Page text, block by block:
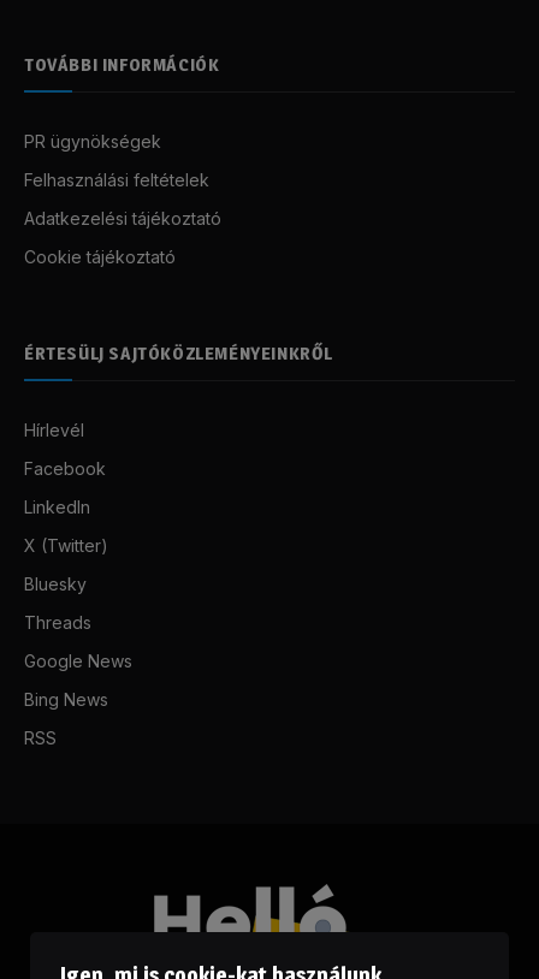
TOVÁBBI INFORMÁCIÓK
PR ügynökségek
Felhasználási feltételek
Adatkezelési tájékoztató
Cookie tájékoztató
ÉRTESÜLJ SAJTÓKÖZLEMÉNYEINKRŐL
Hírlevél
Facebook
LinkedIn
X (Twitter)
Bluesky
Threads
Google News
Bing News
RSS